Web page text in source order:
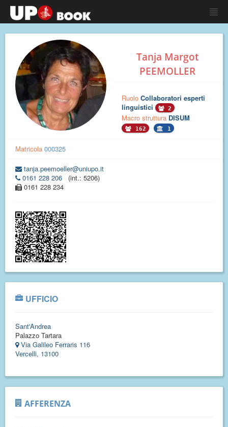
Tanja Margot
PEEMOLLER
Ruolo Collaboratori esperti
linguistici
2
Macro struttura DISUM
162 1
Matricola 000325
tanja.peemoeller@uniupo.it
0161 228 206
(int.: 5206)
0161 228 234
UFFICIO
Sant'Andrea
Palazzo Tartara
Via Galileo Ferraris 116
Vercelli, 13100
AFFERENZA